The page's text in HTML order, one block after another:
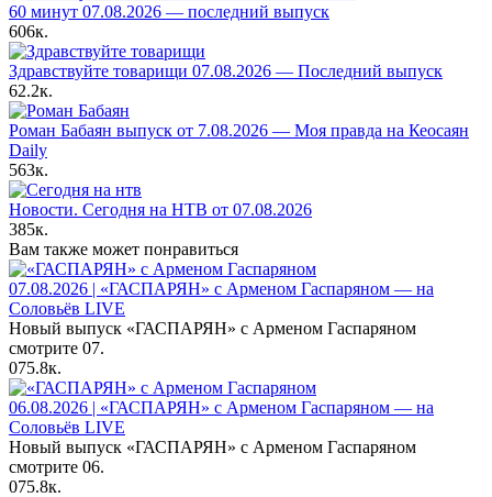
60 минут 07.08.2026 — последний выпуск
606к.
Здравствуйте товарищи 07.08.2026 — Последний выпуск
62.2к.
Роман Бабаян выпуск от 7.08.2026 — Моя правда на Кеосаян
Daily
563к.
Новости. Сегодня на НТВ от 07.08.2026
385к.
Вам также может понравиться
07.08.2026 | «ГАСПАРЯН» с Арменом Гаспаряном — на
Соловьёв LIVE
Новый выпуск «ГАСПАРЯН» с Арменом Гаспаряном
смотрите 07.
075.8к.
06.08.2026 | «ГАСПАРЯН» с Арменом Гаспаряном — на
Соловьёв LIVE
Новый выпуск «ГАСПАРЯН» с Арменом Гаспаряном
смотрите 06.
075.8к.